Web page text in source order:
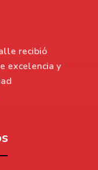
recibió
excelencia y